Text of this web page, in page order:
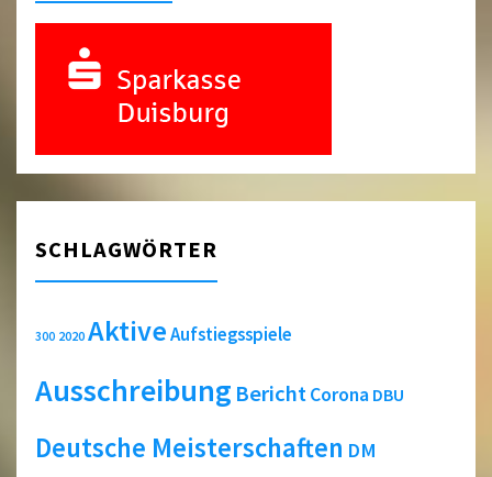
SCHLAGWÖRTER
300 2020 AktiveAufstiegsspiele
Ausschreibung BerichtCorona DBU
Deutsche Meisterschaften DM